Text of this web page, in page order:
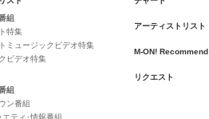
組
特集
ミュージックビデオ特集
ビデオ特集
組
ン番組
エティ･情報番組
アーティストリスト
M-ON! Recommend
リクエスト